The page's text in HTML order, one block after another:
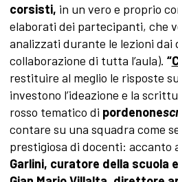
corsisti, in un vero e proprio
elaborati dei partecipanti, che
analizzati durante le lezioni dai
collaborazione di tutta l’aula). “
restituire al meglio le risposte
investono l’ideazione e la
rosso tematico di pordenone
contare su una squadra come
prestigiosa di docenti: accanto
Garlini, curatore della scuola